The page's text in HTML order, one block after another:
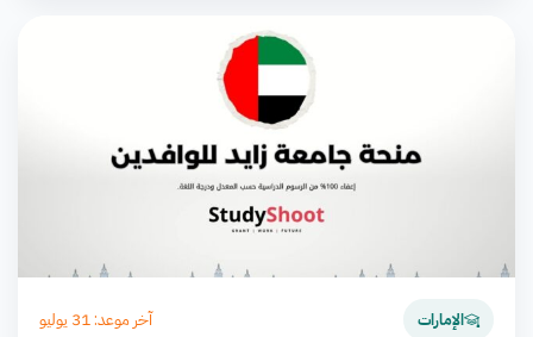
الإمارات آخر موعد: 31 يوليو